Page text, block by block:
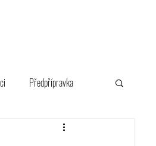
Předpřípravka